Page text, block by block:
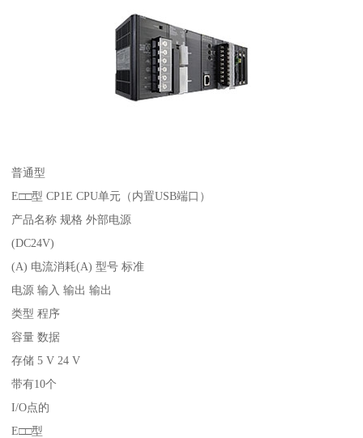
普通型
E□□型 CP1E CPU单元（内置USB端口）
产品名称 规格 外部电源
(DC24V)
(A) 电流消耗(A) 型号 标准
电源 输入 输出 输出
类型 程序
容量 数据
存储 5 V 24 V
带有10个
I/O点的
E□□型